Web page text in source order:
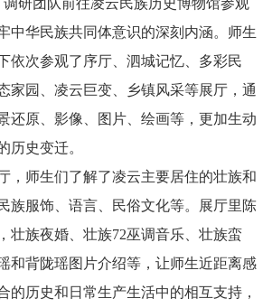
中华民族共同体意识的深刻内涵。师生
依次参观了序厅、泗城记忆、多彩民
家园、凌云巨变、乡镇风采等展厅，通
还原、影像、图片、绘画等，更加生动
历史变迁。
，师生们了解了凌云主要居住的壮族和
族服饰、语言、民俗文化等。展厅里陈
壮族夜婚、壮族72巫调音乐、壮族蛮
和背陇瑶图片介绍等，让师生近距离感
的历史和日常生产生活中的相互支持，